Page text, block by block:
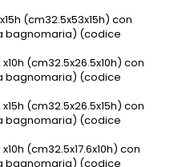
(cm32.5x53x15h) con
bagnomaria) (codice
(cm32.5x26.5x10h) con
bagnomaria) (codice
(cm32.5x26.5x15h) con
bagnomaria) (codice
(cm32.5x17.6x10h) con
bagnomaria) (codice